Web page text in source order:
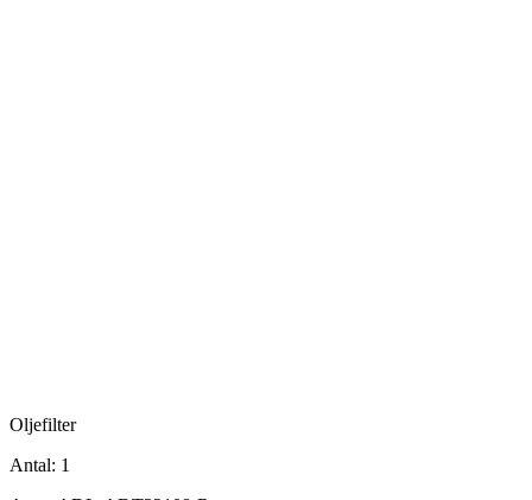
Oljefilter
Antal: 1